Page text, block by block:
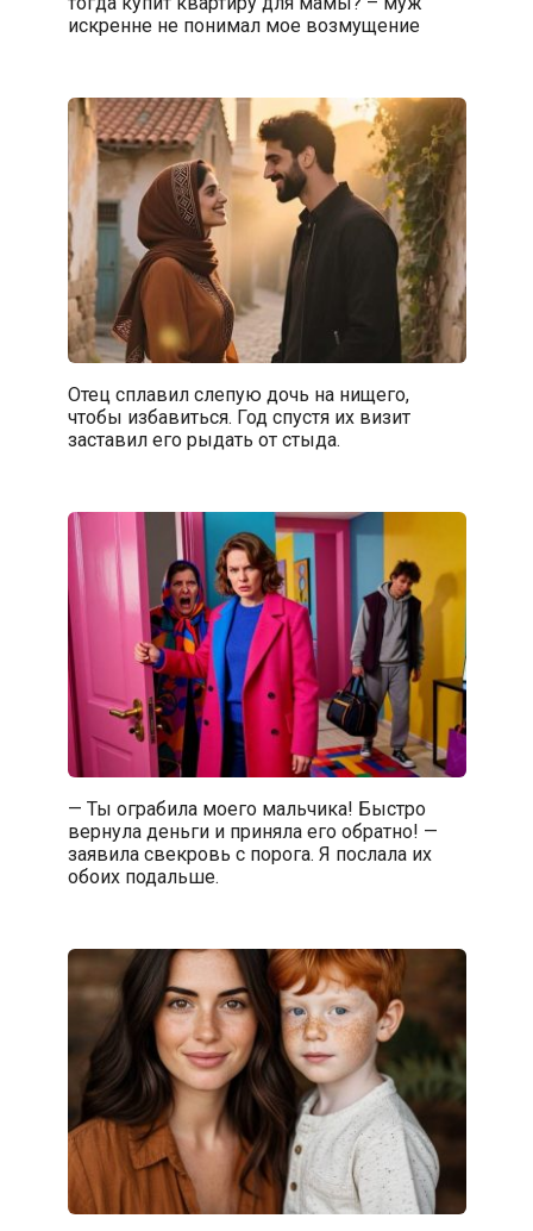
искренне не понимал мое возмущение
Отец сплавил слепую дочь на нищего,
чтобы избавиться. Год спустя их визит
заставил его рыдать от стыда.
— Ты ограбила моего мальчика! Быстро
вернула деньги и приняла его обратно! —
заявила свекровь с порога. Я послала их
обоих подальше.